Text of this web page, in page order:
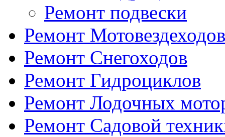
Ремонт подвески
Ремонт Мотовездеходов
Ремонт Снегоходов
Ремонт Гидроциклов
Ремонт Лодочных
Ремонт Садовой